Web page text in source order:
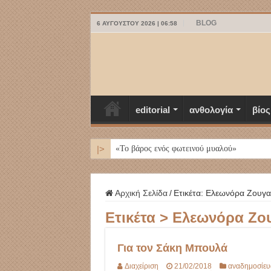
6 ΑΥΓΟΎΣΤΟΥ 2026 | 06:58 BLOG
editorial ανθολογία βίος
|> ΜΥΚΟΝΟΣ
Αρχική Σελίδα / Ετικέτα: Ελεωνόρα
Ετικέτα > Ελεωνόρα
Για τον Σάκη Μπουλά
Διαχείριση 21/02/2018